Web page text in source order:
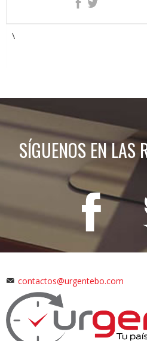
\
SÍGUENOS EN LAS
contactos@urgentebo.com